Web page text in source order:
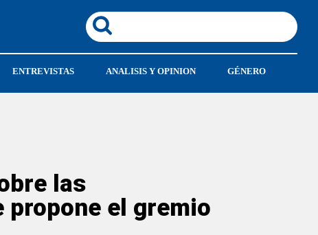
ENTREVISTAS ANALISIS Y OPINION GÉNERO
las
propone el gremio